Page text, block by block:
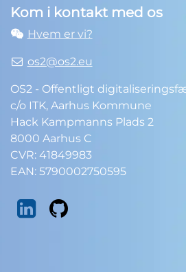
Kom i kontakt med os
Hvem er vi?
os2@os2.eu
OS2 - Offentligt
c/o ITK, Aarhus Kommune
Hack Kampmanns Plads 2
8000 Aarhus C
CVR: 41849983
EAN: 5790002750595